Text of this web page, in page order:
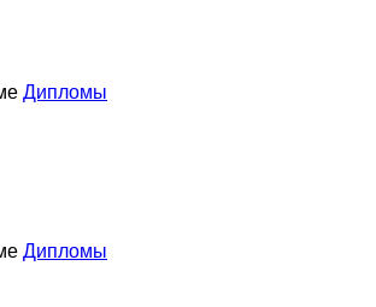
Дипломы
Дипломы